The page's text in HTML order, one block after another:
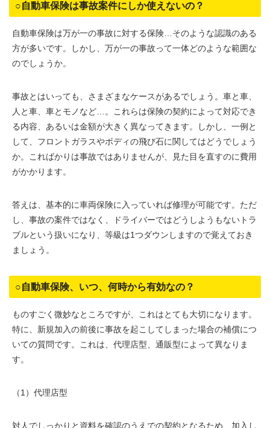
○自動車保険は事故案件にしか使えないの？
自動車保険は万が一の事故に対する保険…そのような認識のある
方が多いです。しかし、万が一の事故って一体どのような範囲な
のでしょうか。
事故とはいっても、さまざまなケースがあるでしょう。車と車、
人と車、車とモノなど…。これらは保険の契約によって対応でき
る内容、あるいは金額が大きく異なってきます。しかし、一例と
して、フロントガラスやボディの飛び石に関してはどうでしょう
か。こればかりは事故ではありませんが、見た目を直すのに費用
がかかります。
答えは、基本的に車両保険に入っていれば修理が可能です。ただ
し、事故の案件ではなく、ドライバーではどうしようもないトラ
ブルという扱いになり、等級は1つダウンしますので覚えておき
ましょう。
○自動車保険、いつ、何時から有効なの？
ものすごく微妙なところですが、これはとても大切になります。
特に、新規加入の前後に事故を起こしてしまった場合の補償につ
いての質問です。これは、代理店型、通販型によって異なりま
す。
（1）代理店型
対人でしっかりと資料を確認のうえでの契約となるため、加入し